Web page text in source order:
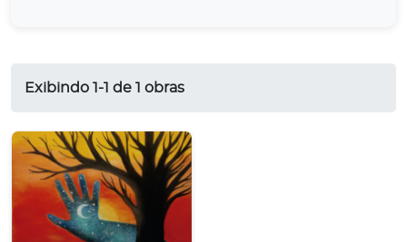
Exibindo 1-1 de 1 obras